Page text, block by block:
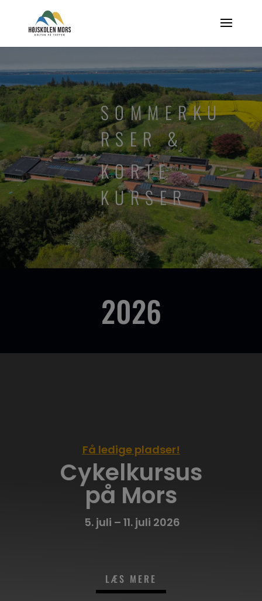
SOMMERKU
RSER &
KORTE
KURSER
2026
Få ledige pladser!
Cykelkursus
på Mors
5. juli – 11. juli 2026
LÆS MERE